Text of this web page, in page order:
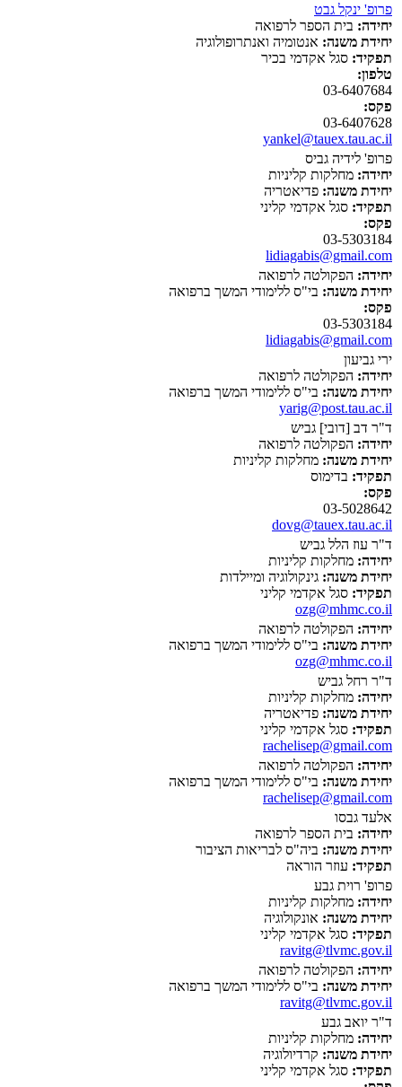
פרופ' ינקל גבט
יחידה: בית הספר לרפואה
יחידת משנה: אנטומיה ואנתרופולוגיה
תפקיד: סגל אקדמי בכיר
טלפון:
03-6407684
פקס:
03-6407628
yankel@tauex.tau.ac.il
פרופ' לידיה גביס
יחידה: מחלקות קליניות
יחידת משנה: פדיאטריה
תפקיד: סגל אקדמי קליני
פקס:
03-5303184
lidiagabis@gmail.com
יחידה: הפקולטה לרפואה
יחידת משנה: בי"ס ללימודי המשך ברפואה
פקס:
03-5303184
lidiagabis@gmail.com
ירי גביעון
יחידה: הפקולטה לרפואה
יחידת משנה: בי"ס ללימודי המשך ברפואה
yarig@post.tau.ac.il
ד"ר דב [דובי] גביש
יחידה: הפקולטה לרפואה
יחידת משנה: מחלקות קליניות
תפקיד: בדימוס
פקס:
03-5028642
dovg@tauex.tau.ac.il
ד"ר עוז הלל גביש
יחידה: מחלקות קליניות
יחידת משנה: גינקולוגיה ומיילדות
תפקיד: סגל אקדמי קליני
ozg@mhmc.co.il
יחידה: הפקולטה לרפואה
יחידת משנה: בי"ס ללימודי המשך ברפואה
ozg@mhmc.co.il
ד"ר רחל גביש
יחידה: מחלקות קליניות
יחידת משנה: פדיאטריה
תפקיד: סגל אקדמי קליני
rachelisep@gmail.com
יחידה: הפקולטה לרפואה
יחידת משנה: בי"ס ללימודי המשך ברפואה
rachelisep@gmail.com
אלעד גבסו
יחידה: בית הספר לרפואה
יחידת משנה: ביה"ס לבריאות הציבור
תפקיד: עוזר הוראה
פרופ' רוית גבע
יחידה: מחלקות קליניות
יחידת משנה: אונקולוגיה
תפקיד: סגל אקדמי קליני
ravitg@tlvmc.gov.il
יחידה: הפקולטה לרפואה
יחידת משנה: בי"ס ללימודי המשך ברפואה
ravitg@tlvmc.gov.il
ד"ר יואב גבע
יחידה: מחלקות קליניות
יחידת משנה: קרדיולוגיה
תפקיד: סגל אקדמי קליני